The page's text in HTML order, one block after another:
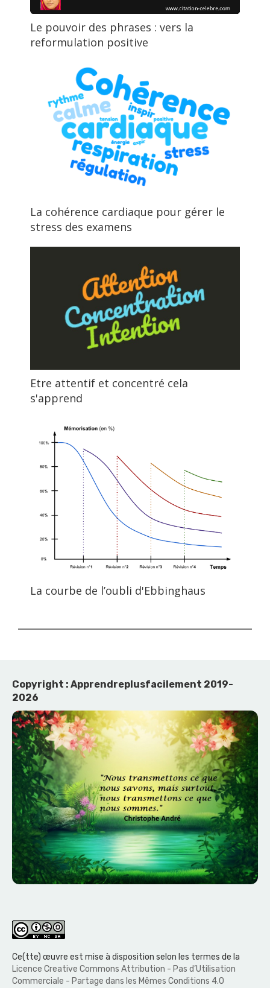
Le pouvoir des phrases : vers la
reformulation positive
La cohérence cardiaque pour gérer le
stress des examens
Etre attentif et concentré cela
s'apprend
La courbe de l’oubli d'Ebbinghaus
Copyright : Apprendreplusfacilement 2019-
2026
Ce(tte) œuvre est mise à disposition selon les termes de la
Licence Creative Commons Attribution - Pas d’Utilisation
Commerciale - Partage dans les Mêmes Conditions 4.0